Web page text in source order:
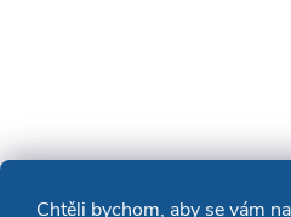
Chtěli bychom, aby se vám